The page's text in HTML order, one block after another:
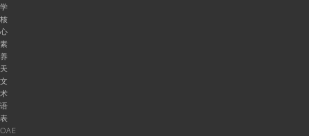
学
核
心
素
养
天
文
术
语
表
OAE